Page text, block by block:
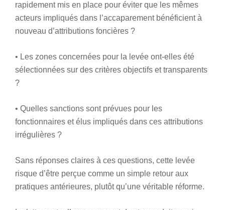
rapidement mis en place pour éviter que les mêmes
acteurs impliqués dans l’accaparement bénéficient à
nouveau d’attributions foncières ?
• Les zones concernées pour la levée ont-elles été
sélectionnées sur des critères objectifs et transparents
?
• Quelles sanctions sont prévues pour les
fonctionnaires et élus impliqués dans ces attributions
irrégulières ?
Sans réponses claires à ces questions, cette levée
risque d’être perçue comme un simple retour aux
pratiques antérieures, plutôt qu’une véritable réforme.